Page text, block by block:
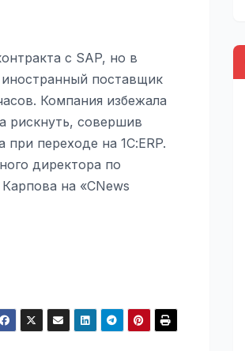
с SAP, но в
иностранный поставщик
Компания избежала
рискнуть, совершив
переходе на 1С:ERP.
директора по
на «CNews